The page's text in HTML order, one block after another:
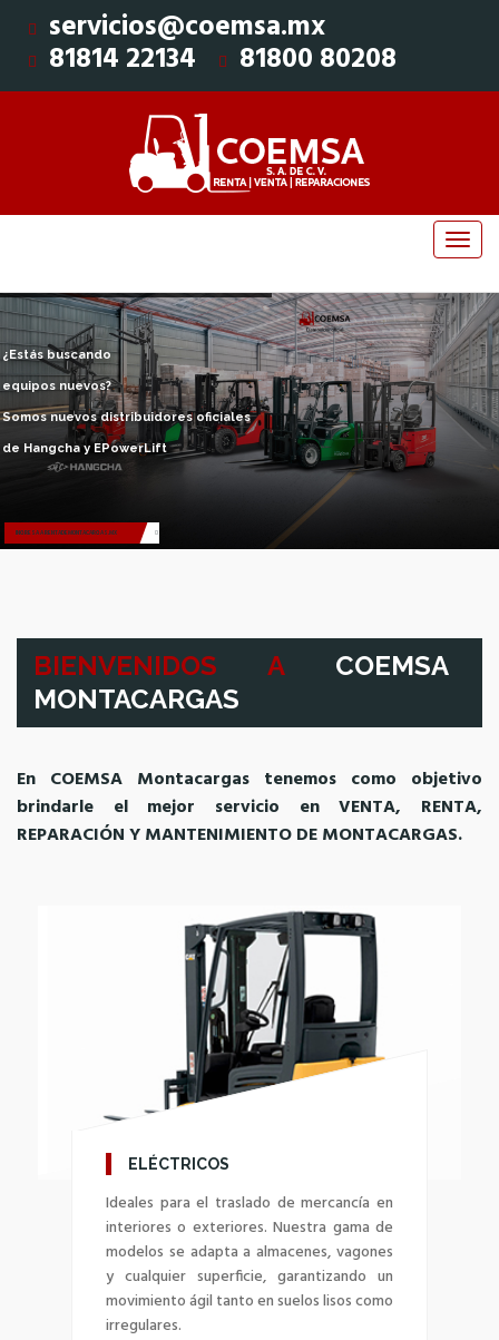
servicios@coemsa.mx
81814 22134 81800 80208
¿Estás buscando
equipos nuevos?
Somos nuevos distribuidores oficiales
de Hangcha y EPowerLift
INGRESA A RENTADEMONTACARGAS.MX
BIENVENIDOS A
COEMSA
MONTACARGAS
En COEMSA Montacargas tenemos como objetivo
brindarle el mejor servicio en VENTA, RENTA,
REPARACIÓN Y MANTENIMIENTO DE MONTACARGAS.
ELÉCTRICOS
Ideales para el traslado de mercancía en
interiores o exteriores. Nuestra gama de
modelos se adapta a almacenes, vagones
y cualquier superficie, garantizando un
movimiento ágil tanto en suelos lisos como
irregulares.